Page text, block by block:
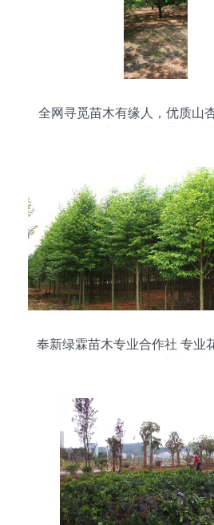
全网寻觅苗木有缘人，优质山
奉新绿霖苗木专业合作社 专业